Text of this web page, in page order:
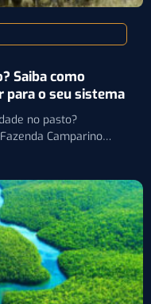
Saiba como
o seu sistema
no pasto?
Camparino